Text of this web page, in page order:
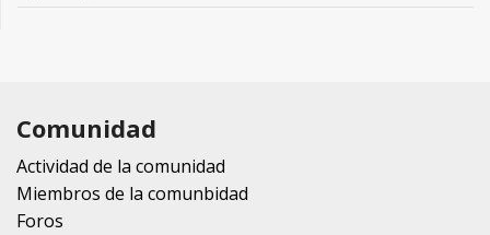
Comunidad
Actividad de la comunidad
Miembros de la comunbidad
Foros